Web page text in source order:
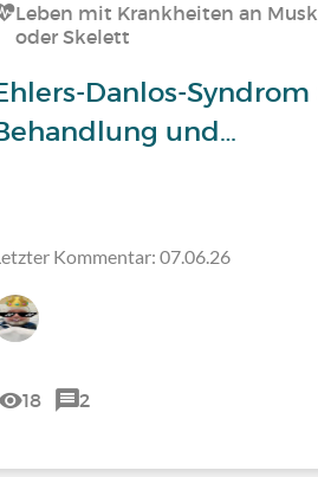
Leben mit Krankheiten an
oder Skelett
Danlos-Syndrom
und…
Kommentar: 07.06.26
18 2